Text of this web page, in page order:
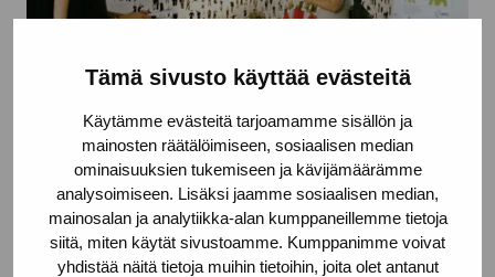
Tämä sivusto käyttää evästeitä
Käytämme evästeitä tarjoamamme sisällön ja
mainosten räätälöimiseen, sosiaalisen median
ominaisuuksien tukemiseen ja kävijämäärämme
analysoimiseen. Lisäksi jaamme sosiaalisen median,
mainosalan ja analytiikka-alan kumppaneillemme tietoja
siitä, miten käytät sivustoamme. Kumppanimme voivat
yhdistää näitä tietoja muihin tietoihin, joita olet antanut
Feministtapet på Helsinki Pride festivalen
Megafån, 2007